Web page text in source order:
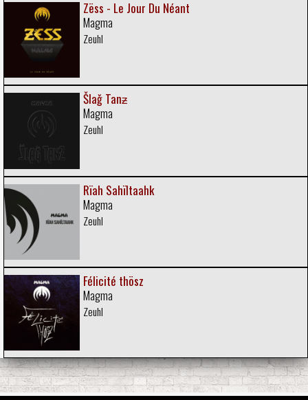
Zëss - Le Jour Du Néant
Magma
Zeuhl
Šlaǧ Tanƶ
Magma
Zeuhl
Rïah Sahïltaahk
Magma
Zeuhl
Félicité thösz
Magma
Zeuhl